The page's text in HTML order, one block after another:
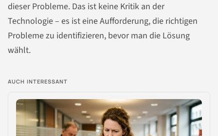
dieser Probleme. Das ist keine Kritik an der
Technologie – es ist eine Aufforderung, die richtigen
Probleme zu identifizieren, bevor man die Lösung
wählt.
AUCH INTERESSANT